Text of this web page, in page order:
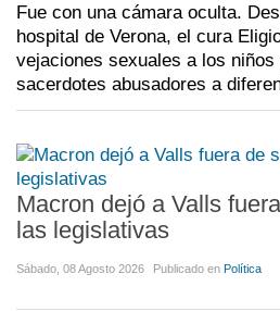
Fue con una cámara oculta.
hospital de Verona, el cura
vejaciones sexuales a los
sacerdotes abusadores a
Macron dejó a Valls
las legislativas
Sábado, 08 Agosto 2026 Publicado en Política